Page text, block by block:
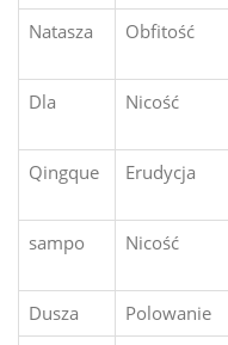
Natasza
Obfitość
Dla
Nicość
Qingque
Erudycja
sampo
Nicość
Dusza
Polowanie